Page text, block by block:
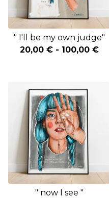
" I'll be my own judge"
20,00 €- 100,00 €
" now I see "